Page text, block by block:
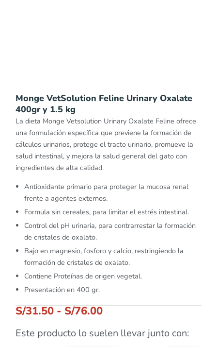
Monge VetSolution Feline Urinary Oxalate
400gr y 1.5 kg
La dieta Monge Vetsolution Urinary Oxalate Feline ofrece
una formulación específica que previene la formación de
cálculos urinarios, protege el tracto urinario, promueve la
salud intestinal, y mejora la salud general del gato con
ingredientes de alta calidad.
Antioxidante primario para proteger la mucosa renal
frente a agentes externos.
Formula sin cereales, para limitar el estrés intestinal.
Control del pH urinaria, para contrarrestar la formación
de cristales de oxalato.
Bajo en magnesio, fosforo y calcio, restringiendo la
formación de cristales de oxalato.
Contiene Proteínas de origen vegetal.
Presentación en 400 gr.
S/31.50 - S/76.00
Este producto lo suelen llevar junto con: